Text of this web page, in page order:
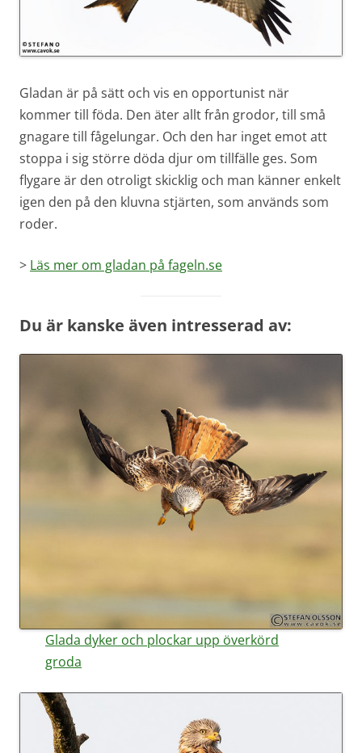
Gladan är på sätt och vis en opportunist när
kommer till föda. Den äter allt från grodor, till små
gnagare till fågelungar. Och den har inget emot att
stoppa i sig större döda djur om tillfälle ges. Som
flygare är den otroligt skicklig och man känner enkelt
igen den på den kluvna stjärten, som används som
roder.
> Läs mer om gladan på fageln.se
Du är kanske även intresserad av:
Glada dyker och plockar upp överkörd
groda